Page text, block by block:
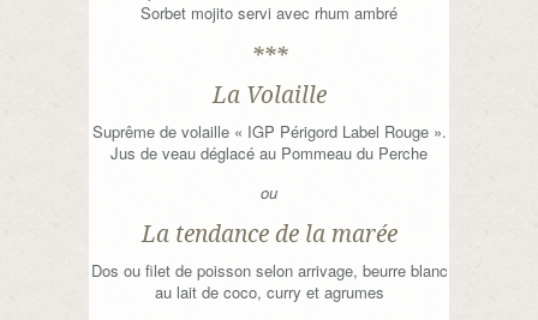
Sorbet mojito servi avec rhum ambré
***
La Volaille
Suprême de volaille « IGP Périgord Label Rouge ».
Jus de veau déglacé au Pommeau du Perche
ou
La tendance de la marée
Dos ou filet de poisson selon arrivage, beurre blanc
au lait de coco, curry et agrumes